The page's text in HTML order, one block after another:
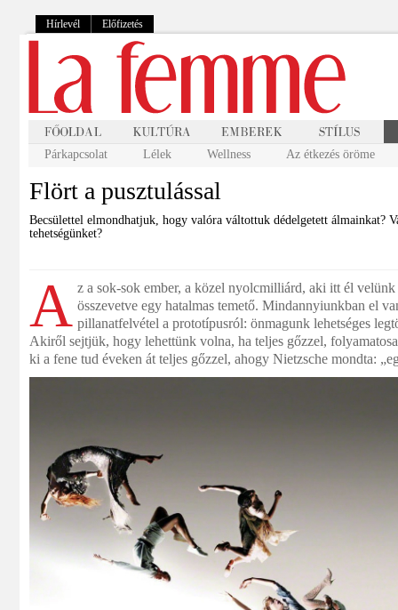
Hírlevél Előfizetés
Párkapcsolat Lélek Wellness Az étkezés öröme
Flört a pusztulással
Becsülettel elmondhatjuk, hogy valóra váltottuk dédelgetett álmainkat?
tehetségünket?
A z a sok-sok ember, a közel nyolcmilliárd, aki itt él
összevetve egy hatalmas temető. Mindannyiunkban el
pillanatfelvétel a prototípusról: önmagunk lehetséges
Akiről sejtjük, hogy lehettünk volna, ha teljes gőzzel,
ki a fene tud éveken át teljes gőzzel, ahogy Nietzsche mondta: